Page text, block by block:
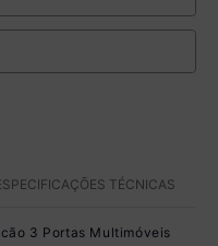
TÉCNICAS
3 Portas Multimóveis